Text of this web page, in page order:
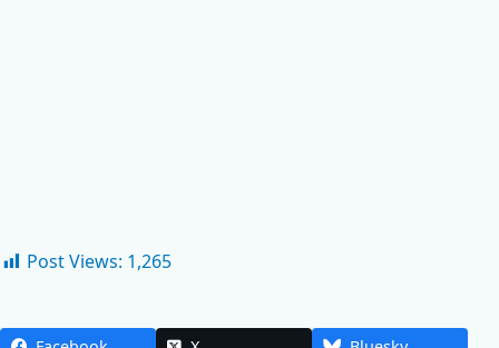
Post Views: 1,265